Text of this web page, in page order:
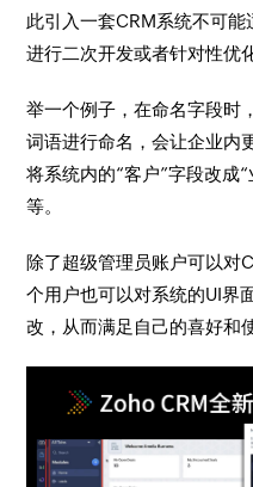
此引入一套CRM系统不可
进行二次开发或者针对性优
举一个例子，在命名字段时
词语进行命名，会让企业内
将系统内的“客户”字段改成
等。
除了超级管理员账户可以对
个用户也可以对系统的UI界
改，从而满足自己的喜好和